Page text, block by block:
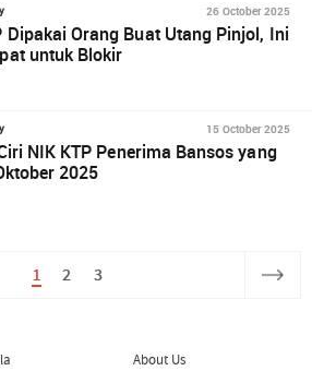
26 October 2025
Dipakai Orang Buat Utang Pinjol, Ini
untuk Blokir
15 October 2025
NIK KTP Penerima Bansos yang
2025
1 2 3
About Us